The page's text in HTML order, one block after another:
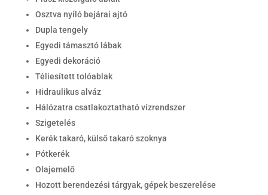
Osztva nyíló bejárai ajtó
Dupla tengely
Egyedi támasztó lábak
Egyedi dekoráció
Téliesített tolóablak
Hidraulikus alváz
Hálózatra csatlakoztatható vízrendszer
Szigetelés
Kerék takaró, külső takaró szoknya
Pótkerék
Olajemelő
Hozott berendezési tárgyak, gépek beszerelése